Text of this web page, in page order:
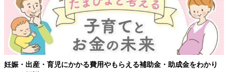
助金・助成金をわかり